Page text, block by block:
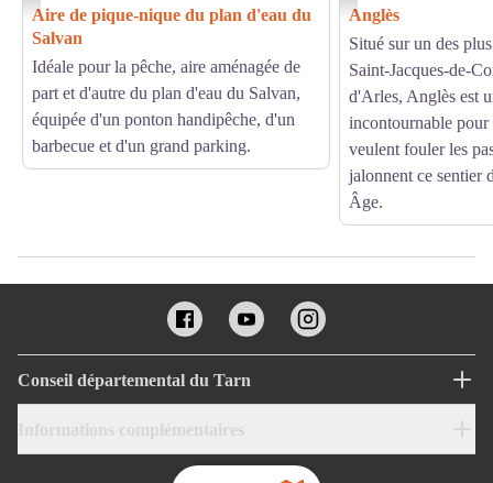
Aire de pique-nique du plan d'eau du
Salvan
Idéale pour la pêche, aire aménagée de
part et d'autre du plan d'eau du Salvan,
équipée d'un ponton handipêche, d'un
barbecue et d'un grand parking.
Anglès
Situé sur un des
Saint-Jacques-de-
d'Arles, Anglès est
incontournable pour
veulent fouler les
jalonnent ce sentier
Âge.
Conseil départemental du Tarn
Informations complémentaires